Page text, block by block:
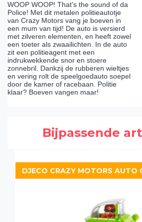
WOOP WOOP! That's the sound of da
Police! Met dit metalen politieautotje
van Crazy Motors vang je boeven in
een mum van tijd! De auto is versierd
met zilveren elementen, en heeft zowel
een toeter als zwaailichten. In de auto
zit een politieagent met een
indrukwekkende snor en stoere
zonnebril. Dankzij de rubberen wieltjes
en vering rolt de speelgoedauto soepel
door de kamer of racebaan. Politie
klaar? Boeven vangen maar!
Bijpassende
DJECO CRAZY MOTORS AUTO